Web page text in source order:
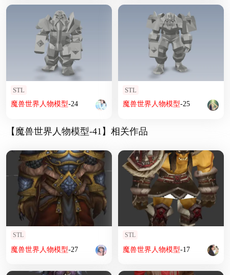
STL
魔兽世界人物模型-24
STL
魔兽世界人物模型-25
【魔兽世界人物模型-41】相关作品
STL
魔兽世界 人物模型-27
STL
魔兽世界 人物模型-17